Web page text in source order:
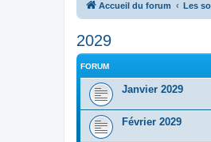
Accueil du forum Les
2029
FORUM
Janvier 2029
Février 2029